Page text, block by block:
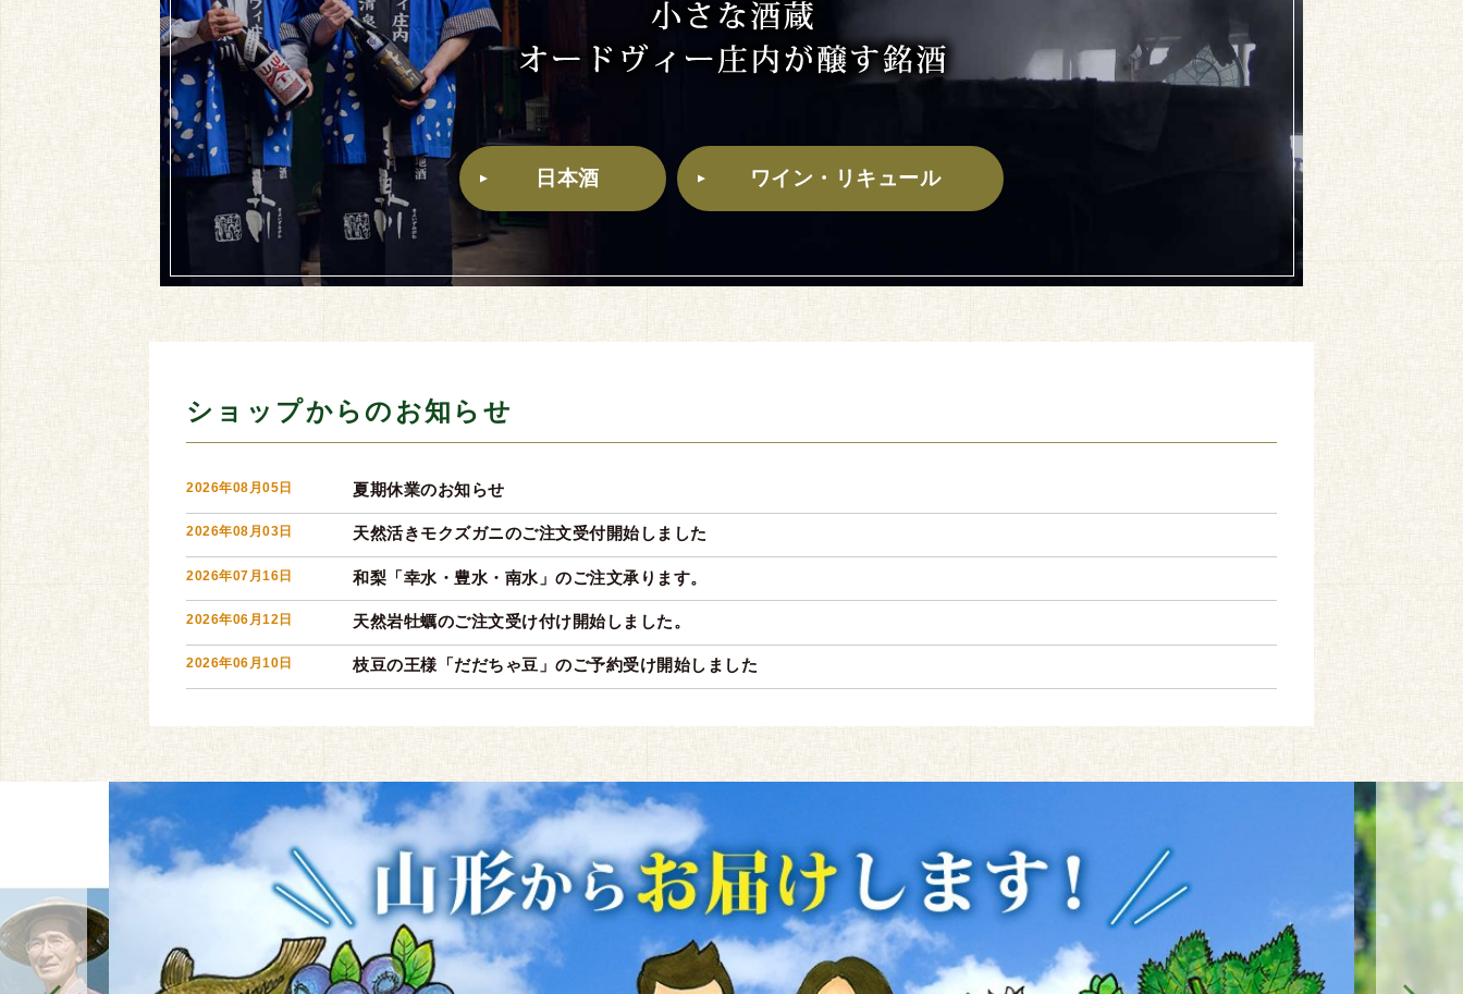
日本酒 ワイン・リキュール
ショップからのお知らせ
2026年08月05日 夏期休業のお知らせ
2026年08月03日 天然活きモクズガニのご注文受付開始しました
2026年07月16日 和梨「幸水・豊水・南水」のご注文承ります。
2026年06月12日 天然岩牡蠣のご注文受け付け開始しました。
2026年06月10日 枝豆の王様「だだちゃ豆」のご予約受け開始しました